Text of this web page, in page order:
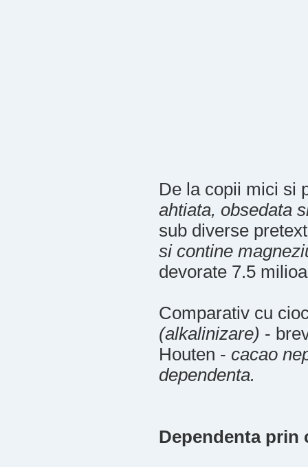
De la copii mici si
ahtiata, obsedata
sub diverse
si contine
devorate 7.5
Comparativ cu
(alkalinizare) -
Houten - cacao
dependenta.
Dependenta prin